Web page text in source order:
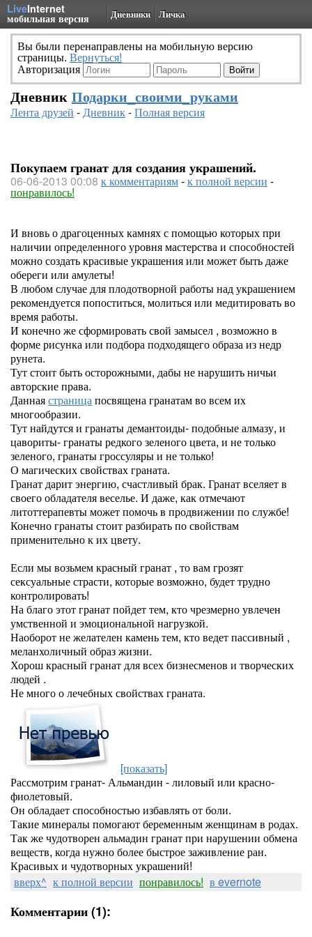
LiveInternet
мобильная версия Дневники Личка
Вы были перенаправлены на мобильную версию
страницы. Вернуться!
Авторизация
Дневник Подарки_своими_руками
Лента друзей -Дневник-Полная версия
Покупаем гранат для создания украшений.
06-06-2013 00:08 к комментариям-к полной версии -
понравилось!
И вновь о драгоценных камнях с помощью которых при
наличии определенного уровня мастерства и способностей
можно создать красивые украшения или может быть даже
обереги или амулеты!
В любом случае для плодотворной работы над украшением
рекомендуется попоститься, молиться или медитировать во
время работы.
И конечно же сформировать свой замысел , возможно в
форме рисунка или подбора подходящего образа из недр
рунета.
Тут стоит быть осторожными, дабы не нарушить ничьи
авторские права.
Даннаястраницапосвящена гранатам во всем их
многообразии.
Тут найдутся и гранаты демантоиды- подобные алмазу, и
цавориты- гранаты редкого зеленого цвета, и не только
зеленого, гранаты гроссуляры и не только!
О магических свойствах граната.
Гранат дарит энергию, счастливый брак. Гранат вселяет в
своего обладателя веселье. И даже, как отмечают
литоттерапевты может помочь в продвижении по службе!
Конечно гранаты стоит разбирать по свойствам
применительно к их цвету.
Если мы возьмем красный гранат , то вам грозят
сексуальные страсти, которые возможно, будет трудно
контролировать!
На благо этот гранат пойдет тем, кто чрезмерно увлечен
умственной и эмоциональной нагрузкой.
Наоборот не желателен камень тем, кто ведет пассивный ,
меланхоличный образ жизни.
Хорош красный гранат для всех бизнесменов и творческих
людей .
Не много о лечебных свойствах граната.
[показать]
Рассмотрим гранат- Альмандин - лиловый или красно-
фиолетовый.
Он обладает способностью избавлять от боли.
Такие минералы помогают беременным женщинам в родах.
Так же чудотворен альмадин гранат при нарушении обмена
веществ, когда нужно более быстрое заживление ран.
Красивых и чудотворных украшений!
вверх^ к полной версии понравилось! в evernote
Комментарии (1):